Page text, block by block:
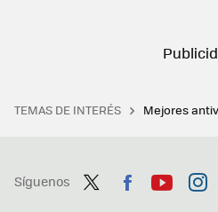
TEMAS DE INTERÉS Mejores
Síguenos